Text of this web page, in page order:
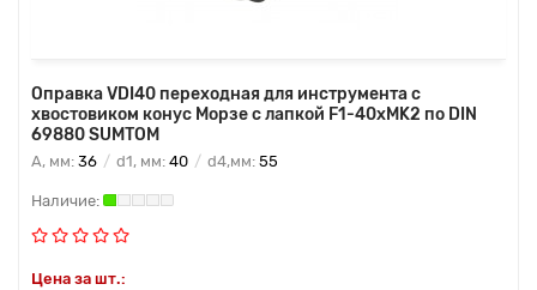
Оправка VDI40 переходная для инструмента с
хвостовиком конус Морзе с лапкой F1-40хMK2 по DIN
69880 SUMTOM
A, мм: 36 d1, мм: 40 d4,мм: 55
Цена за шт.: